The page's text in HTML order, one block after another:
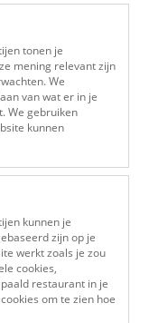
tonen je
mening relevant zijn
We
van wat er in je
We gebruiken
kunnen
kunnen je
zijn op je
werkt zoals je zou
cookies,
restaurant in je
om te zien hoe